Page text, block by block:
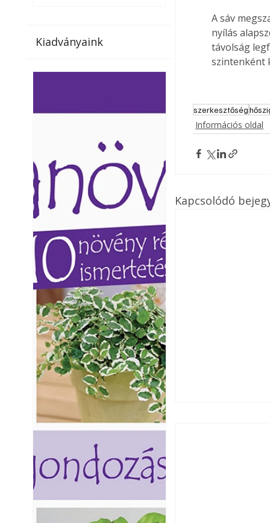
az otthonában, útközben vagy
elérhetők lapszámaink. Bárhol,
számítógépen,
vagy táblagépen.
az otthonában,
nyaralás, pihenés
elérhetők
Ezermester
Laptapir kényelmes
mert: – t
Kiadványaink
A sáv
nyílás
távolság
szintenként
szerkesztőség
Információs oldal
Kapcsolódó